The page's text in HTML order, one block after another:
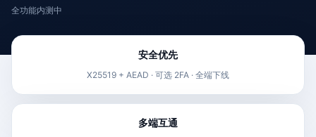
全功能内测中
安全优先
X25519 + AEAD · 可选 2FA · 全端下线
多端互通